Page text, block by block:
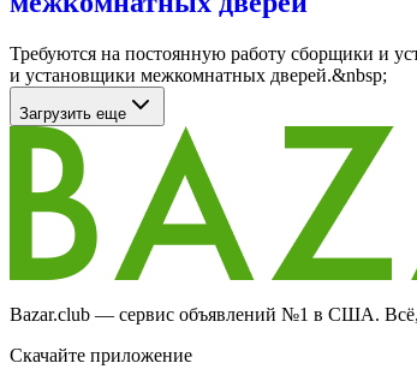
Требуются на постоянную работу сборщики и
и установщики межкомнатных дверей.&nbsp;
Загрузить еще
Bazar.club — сервис объявлений №1 в США. Всё,
Скачайте приложение